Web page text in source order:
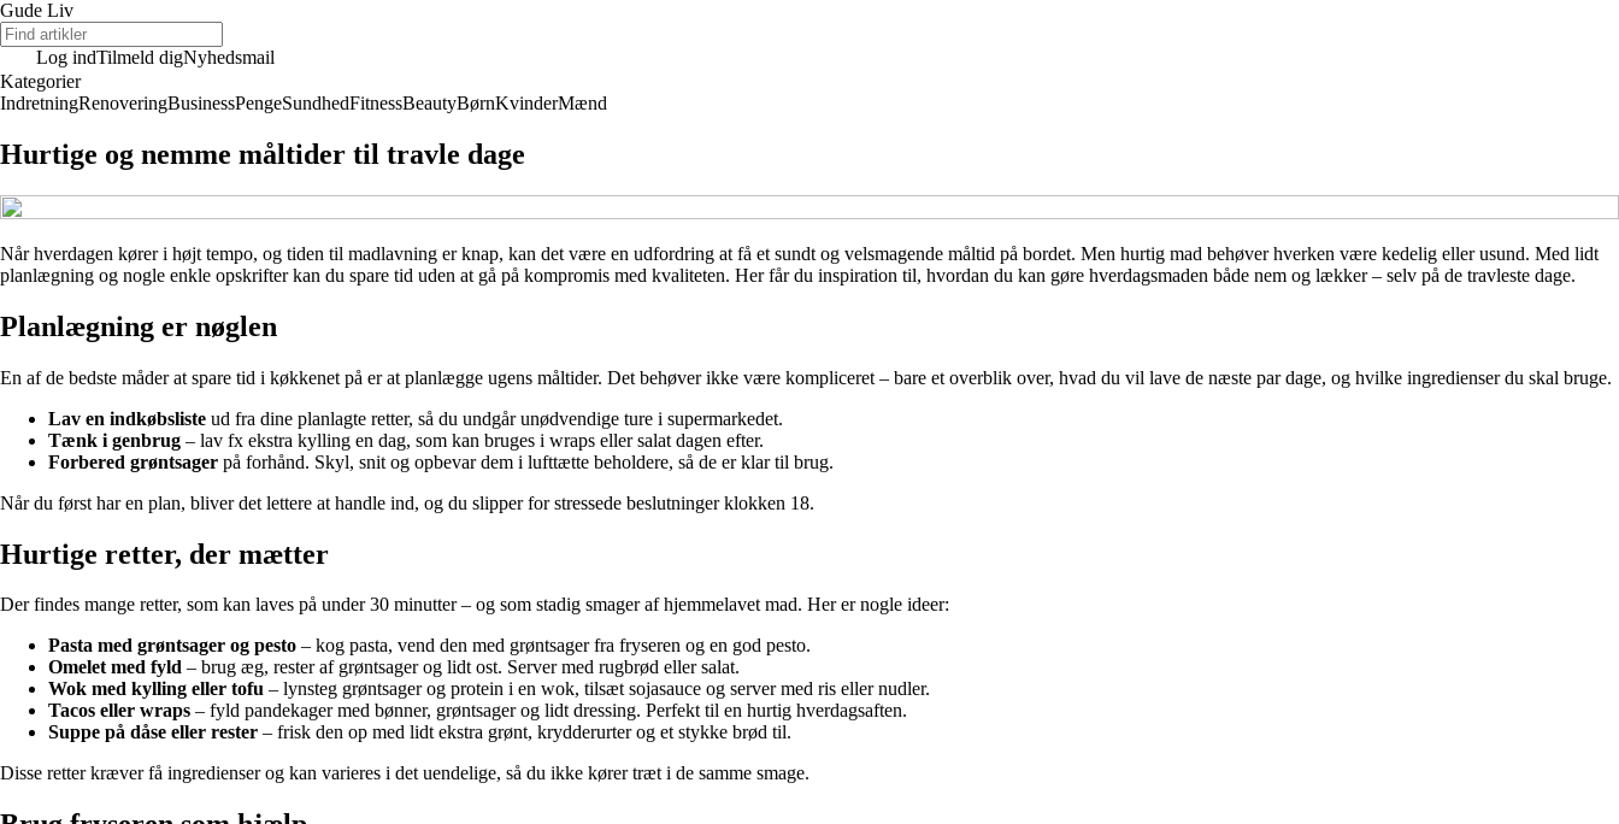
Gude Liv
Log indTilmeld digNyhedsmail
Kategorier
IndretningRenoveringBusinessPengeSundhedFitnessBeautyBørnKvinderMænd
Hurtige og nemme måltider til travle dage
Når hverdagen kører i højt tempo, og tiden til madlavning er knap, kan det være en udfordring at få et sundt og velsmagende måltid på bordet. Men hurtig mad behøver hverken være kedelig eller usund. Med lidt
planlægning og nogle enkle opskrifter kan du spare tid uden at gå på kompromis med kvaliteten. Her får du inspiration til, hvordan du kan gøre hverdagsmaden både nem og lækker – selv på de travleste dage.
Planlægning er nøglen
En af de bedste måder at spare tid i køkkenet på er at planlægge ugens måltider. Det behøver ikke være kompliceret – bare et overblik over, hvad du vil lave de næste par dage, og hvilke ingredienser du skal bruge.
Lav en indkøbsliste ud fra dine planlagte retter, så du undgår unødvendige ture i supermarkedet.
Tænk i genbrug – lav fx ekstra kylling en dag, som kan bruges i wraps eller salat dagen efter.
Forbered grøntsager på forhånd. Skyl, snit og opbevar dem i lufttætte beholdere, så de er klar til brug.
Når du først har en plan, bliver det lettere at handle ind, og du slipper for stressede beslutninger klokken 18.
Hurtige retter, der mætter
Der findes mange retter, som kan laves på under 30 minutter – og som stadig smager af hjemmelavet mad. Her er nogle ideer:
Pasta med grøntsager og pesto – kog pasta, vend den med grøntsager fra fryseren og en god pesto.
Omelet med fyld – brug æg, rester af grøntsager og lidt ost. Server med rugbrød eller salat.
Wok med kylling eller tofu – lynsteg grøntsager og protein i en wok, tilsæt sojasauce og server med ris eller nudler.
Tacos eller wraps – fyld pandekager med bønner, grøntsager og lidt dressing. Perfekt til en hurtig hverdagsaften.
Suppe på dåse eller rester – frisk den op med lidt ekstra grønt, krydderurter og et stykke brød til.
Disse retter kræver få ingredienser og kan varieres i det uendelige, så du ikke kører træt i de samme smage.